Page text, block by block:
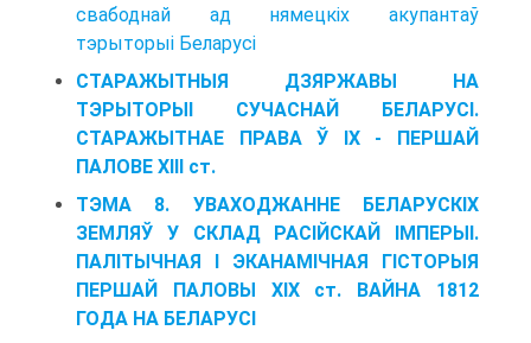
свабоднай ад нямецкіх акупантаў
тэрыторыі Беларусі
СТАРАЖЫТНЫЯ ДЗЯРЖАВЫ HA
ТЭРЫТОРЫІ СУЧАСНАЙ БЕЛАРУСІ.
СТАРАЖЫТНАЕ ПРАВА Ў IX - ПЕРШАЙ
ПАЛОВЕ XIII ст.
ТЭМА 8. УВАХОДЖАННЕ БЕЛАРУСКІХ
ЗЕМЛЯЎ У СКЛАД РАСІЙСКАЙ ІМПЕРЫІ.
ПАЛІТЫЧНАЯ І ЭКАНАМІЧНАЯ ГІСТОРЫЯ
ПЕРШАЙ ПАЛОВЫ XIX ст. ВАЙНА 1812
ГОДА НА БЕЛАРУСІ